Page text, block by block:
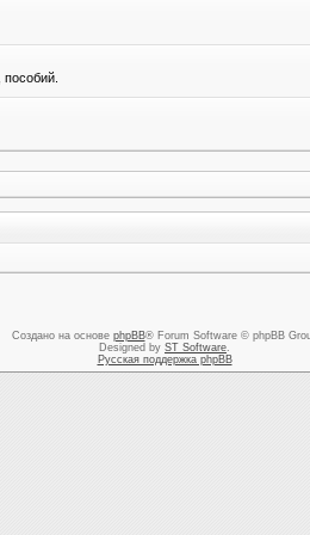
Создано на основе phpBB® Forum Software © phpBB
Designed by ST Software.
Русская поддержка phpBB